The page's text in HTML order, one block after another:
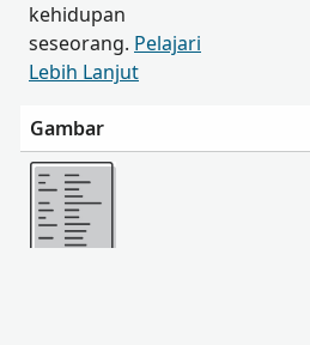
kehidupan
seseorang. Pelajari
Lebih Lanjut
Gambar
Lebih banyak